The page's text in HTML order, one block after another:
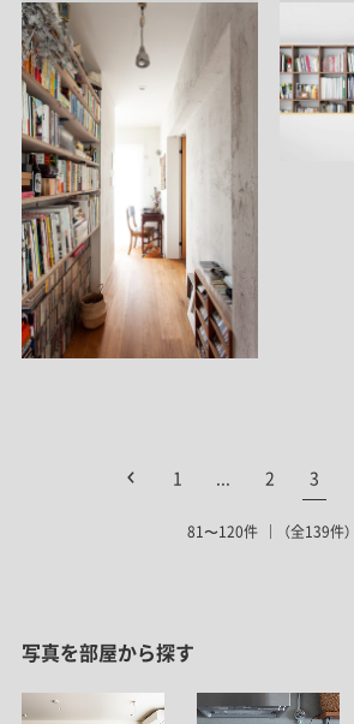
1 2 3
81〜120件 （全139件）
写真を部屋から探す